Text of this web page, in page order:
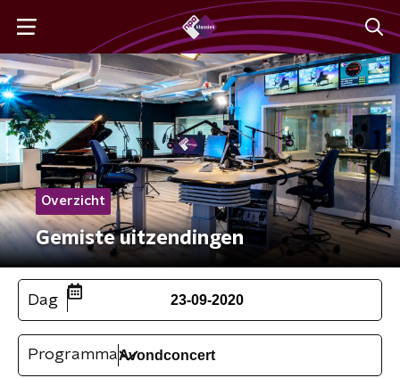
Overzicht
Gemiste uitzendingen
Dag 23-09-2020
Programma